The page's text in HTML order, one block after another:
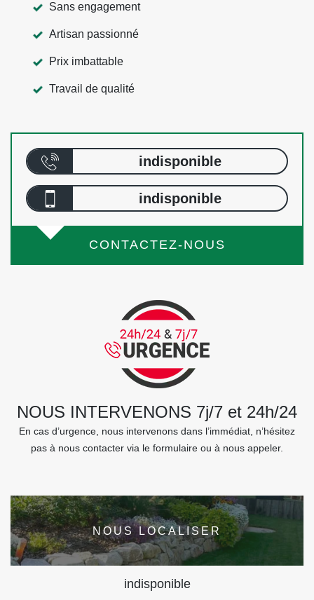
Sans engagement
Artisan passionné
Prix imbattable
Travail de qualité
indisponible
indisponible
CONTACTEZ-NOUS
NOUS INTERVENONS 7j/7 et 24h/24
En cas d’urgence, nous intervenons dans l’immédiat, n’hésitez
pas à nous contacter via le formulaire ou à nous appeler.
NOUS LOCALISER
indisponible